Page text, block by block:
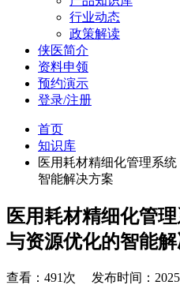
行业动态
政策解读
侠医简介
资料申领
预约演示
登录/注册
首页
知识库
医用耗材精细化管理系
智能解决方案
医用耗材精细化管
与资源优化的智能
查看：491次 发布时间：